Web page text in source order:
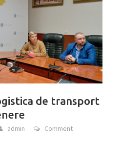
de transport
admin Comment